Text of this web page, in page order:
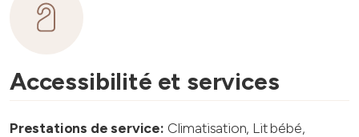
Accessibilité et services
Prestations de service: Climatisation, Lit bébé,